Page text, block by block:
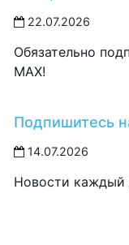
22.07.2026
Обязательно
MAX!
Подпишитесь
14.07.2026
Новости каждый